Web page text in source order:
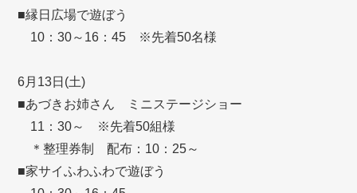
■縁日広場で遊ぼう
10：30～16：45 ※先着50名様
6月13日(土)
■あづきお姉さん ミニステージショー
11：30～ ※先着50組様
＊整理券制 配布：10：25～
■家サイふわふわで遊ぼう